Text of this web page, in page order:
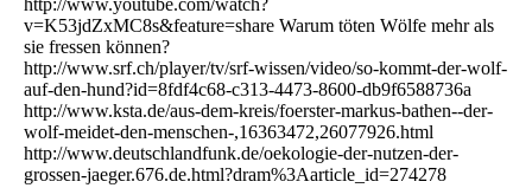
http://www.youtube.com/watch?
v=K53jdZxMC8s&feature=share Warum töten Wölfe mehr als
sie fressen können?
http://www.srf.ch/player/tv/srf-wissen/video/so-kommt-der-wolf-
auf-den-hund?id=8fdf4c68-c313-4473-8600-db9f6588736a
http://www.ksta.de/aus-dem-kreis/foerster-markus-bathen--der-
wolf-meidet-den-menschen-,16363472,26077926.html
http://www.deutschlandfunk.de/oekologie-der-nutzen-der-
grossen-jaeger.676.de.html?dram%3Aarticle_id=274278